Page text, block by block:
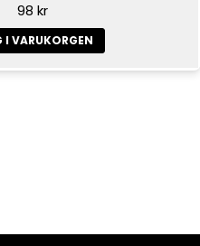
98 kr
I VARUKORGEN